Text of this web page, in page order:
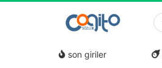
son giriler